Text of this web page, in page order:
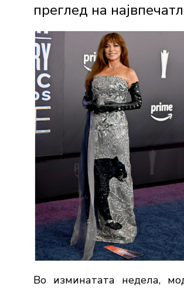
преглед на
Во изминатата недела,